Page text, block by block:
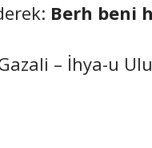
Berh beni
– İhya-u